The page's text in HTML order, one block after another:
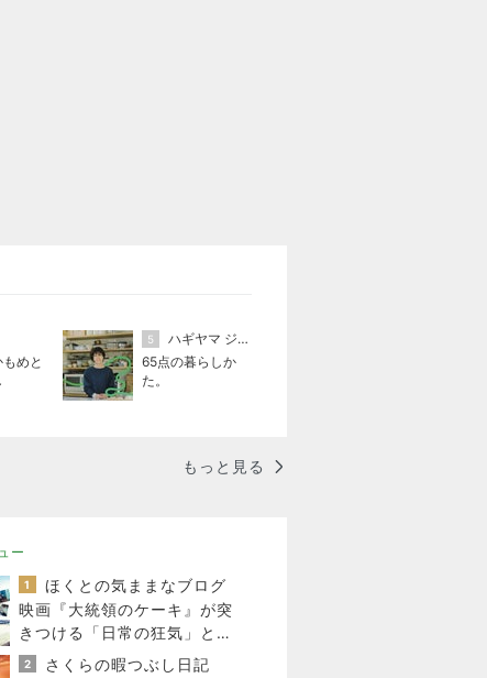
めと
5
ハギヤマ ジュンコ
65点の暮らしか
た。
もっと見る
ー
1
ほくとの気ままなブログ
映画『大統領のケーキ』が突
きつける「日常の狂気」と涙
のラスト
2
さくらの暇つぶし日記